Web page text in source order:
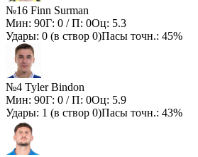
№16 Finn Surman
Мин: 90Г: 0 / П: 0Оц: 5.3
Удары: 0 (в створ 0)Пасы точн.: 45%
№4 Tyler Bindon
Мин: 90Г: 0 / П: 0Оц: 5.9
Удары: 1 (в створ 0)Пасы точн.: 43%